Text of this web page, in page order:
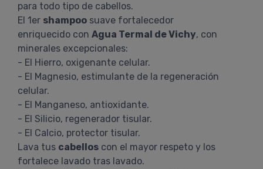
para todo tipo de cabellos.
El 1er shampoo suave fortalecedor
enriquecido con Agua Termal de Vichy, con
minerales excepcionales:
- El Hierro, oxigenante celular.
- El Magnesio, estimulante de la regeneración
celular.
- El Manganeso, antioxidante.
- El Silicio, regenerador tisular.
- El Calcio, protector tisular.
Lava tus cabellos con el mayor respeto y los
fortalece lavado tras lavado.